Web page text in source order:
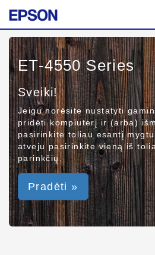
ET-4550 Series
Sveiki!
Jeigu norėsite nustatyti
pridėti kompiuterį ir (arba)
pasirinkite toliau esantį
atveju pasirinkite vieną iš
parinkčių.
Pradėti »